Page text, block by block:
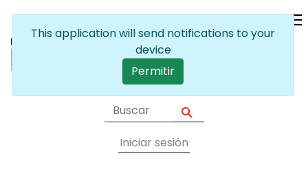
User account
Iniciar sesión
This application will send notifications to your
device
Permitir